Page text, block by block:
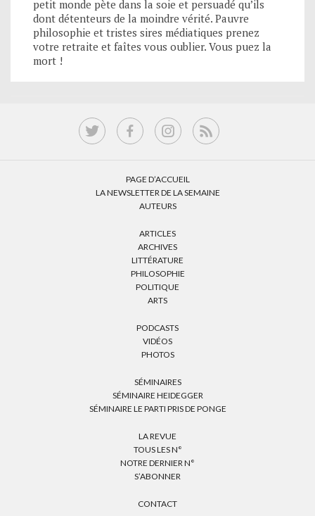
petit monde pète dans la soie et persuadé qu’ils
dont détenteurs de la moindre vérité. Pauvre
philosophie et tristes sires médiatiques prenez
votre retraite et faîtes vous oublier. Vous puez la
mort !
PAGE D’ACCUEIL
LA NEWSLETTER DE LA SEMAINE
AUTEURS
ARTICLES
ARCHIVES
LITTÉRATURE
PHILOSOPHIE
POLITIQUE
ARTS
PODCASTS
VIDÉOS
PHOTOS
SÉMINAIRES
SÉMINAIRE HEIDEGGER
SÉMINAIRE LE PARTI PRIS DE PONGE
LA REVUE
TOUS LES N°
NOTRE DERNIER N°
S’ABONNER
CONTACT